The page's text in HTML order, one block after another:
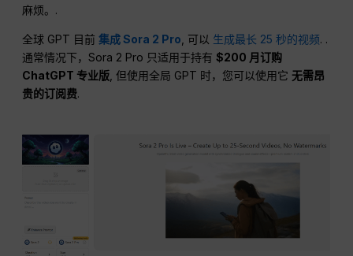
麻烦。.
全球 GPT 目前集成 Sora 2 Pro, 可以 生成最长 25 秒的视频. .
通常情况下，Sora 2 Pro 只适用于持有$200 月订购
ChatGPT 专业版, 但使用全局 GPT 时，您可以使用它 无需昂
贵的订阅费.